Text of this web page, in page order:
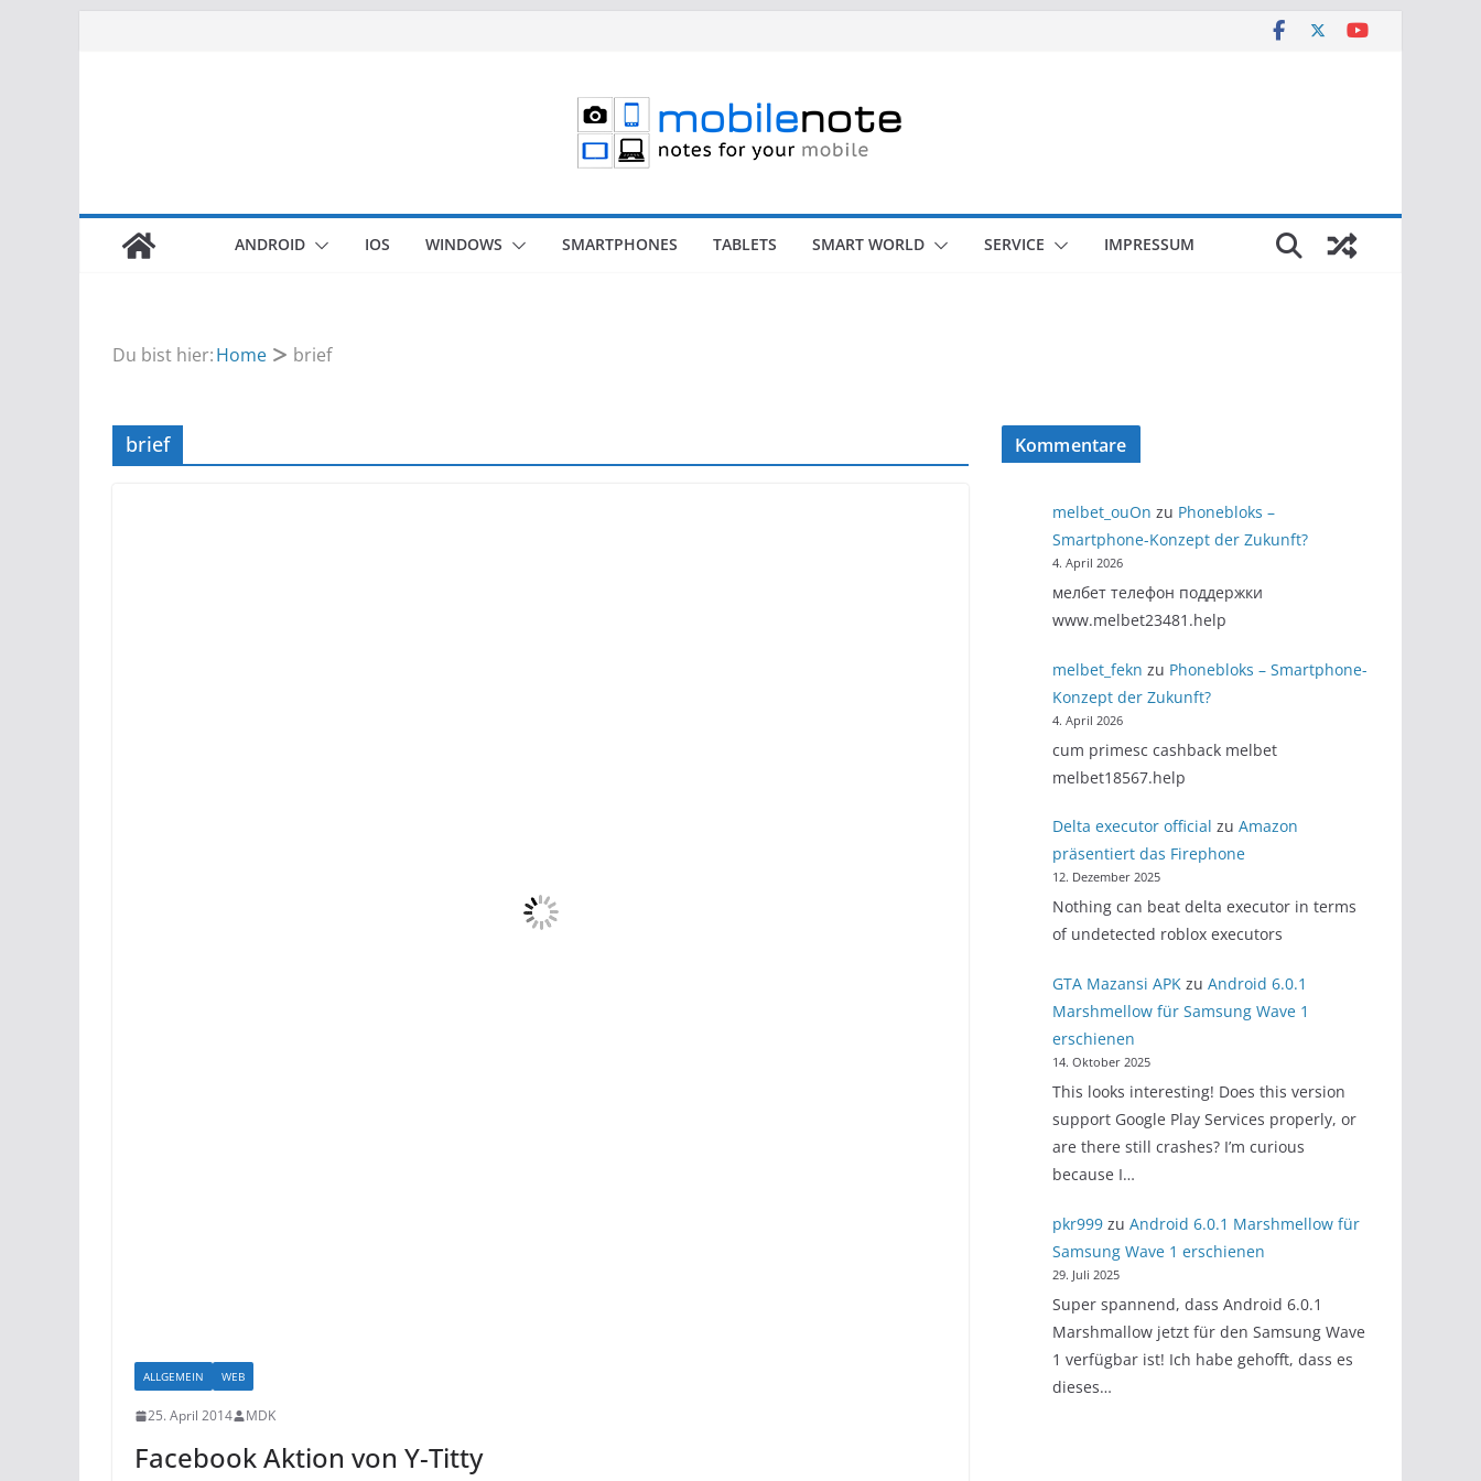
ANDROID IOS WINDOWS SMARTPHONES TABLETS SMART WORLD SERVICE IMPRESSUM
Du bist hier:Home brief
brief
ALLGEMEIN WEB
25. April 2014 MDK
Facebook Aktion von Y-Titty
Kommentare
melbet_ouOn zu Phonebloks –
Smartphone-Konzept der Zukunft?
4. April 2026
мелбет телефон поддержки
www.melbet23481.help
melbet_fekn zu Phonebloks – Smartphone-
Konzept der Zukunft?
4. April 2026
cum primesc cashback melbet
melbet18567.help
Delta executor official zu Amazon
präsentiert das Firephone
12. Dezember 2025
Nothing can beat delta executor in terms
of undetected roblox executors
GTA Mazansi APKzu Android 6.0.1
Marshmellow für Samsung Wave 1
erschienen
14. Oktober 2025
This looks interesting! Does this version
support Google Play Services properly, or
are there still crashes? I’m curious
because I…
pkr999zu Android 6.0.1 Marshmellow für
Samsung Wave 1 erschienen
29. Juli 2025
Super spannend, dass Android 6.0.1
Marshmallow jetzt für den Samsung Wave
1 verfügbar ist! Ich habe gehofft, dass es
dieses…